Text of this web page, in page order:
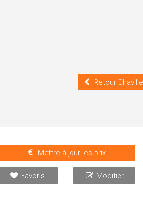
Retour Chaville
Mettre à jour les prix
Favoris Modifier